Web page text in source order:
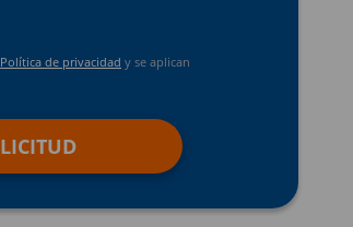
Política de privacidad y se aplican